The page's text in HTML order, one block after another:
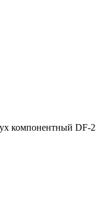
компонентный DF-